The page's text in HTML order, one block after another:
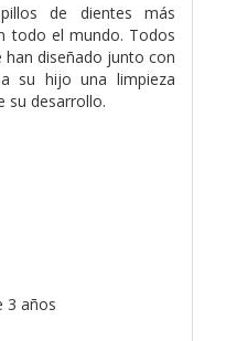
de dientes más
todo el mundo. Todos
han diseñado junto con
su hijo una limpieza
su desarrollo.
3 años